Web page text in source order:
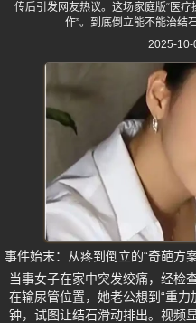
传后引发网友热议。这场家庭版“医疗
作”。到底倒立能不能治结
2025-10-
事件始末：从疼到倒立的“奇葩方
当事女子在家中突发绞痛，经检
在输尿管位置，她老公想到“重
钟，试图让结石滑动排出。视频